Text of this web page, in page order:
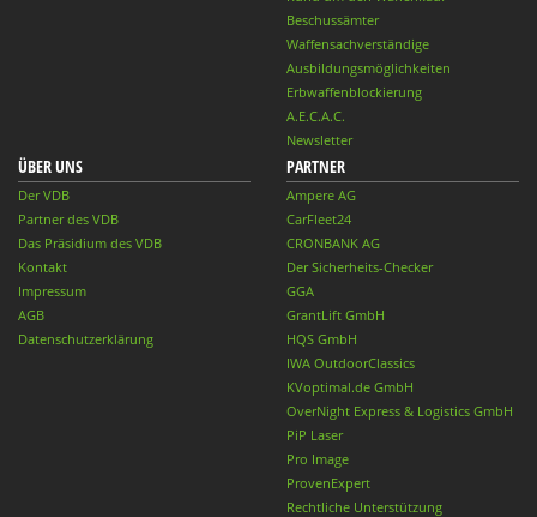
Beschussämter
Waffensachverständige
Ausbildungsmöglichkeiten
Erbwaffenblockierung
A.E.C.A.C.
Newsletter
ÜBER UNS
Der VDB
Partner des VDB
Das Präsidium des VDB
Kontakt
Impressum
AGB
Datenschutzerklärung
PARTNER
Ampere AG
CarFleet24
CRONBANK AG
Der Sicherheits-Checker
GGA
GrantLift GmbH
HQS GmbH
IWA OutdoorClassics
KVoptimal.de GmbH
OverNight Express & Logistics GmbH
PiP Laser
Pro Image
ProvenExpert
Rechtliche Unterstützung